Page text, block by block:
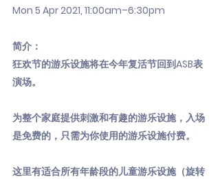
Mon 5 Apr 2021, 11:00am–6:30pm
简介：
狂欢节的游乐设施将在今年复活节回到ASB表
演场。
为整个家庭提供刺激和有趣的游乐设施，入场
是免费的，只需为你使用的游乐设施付费。
这里有适合所有年龄段的儿童游乐设施（旋转